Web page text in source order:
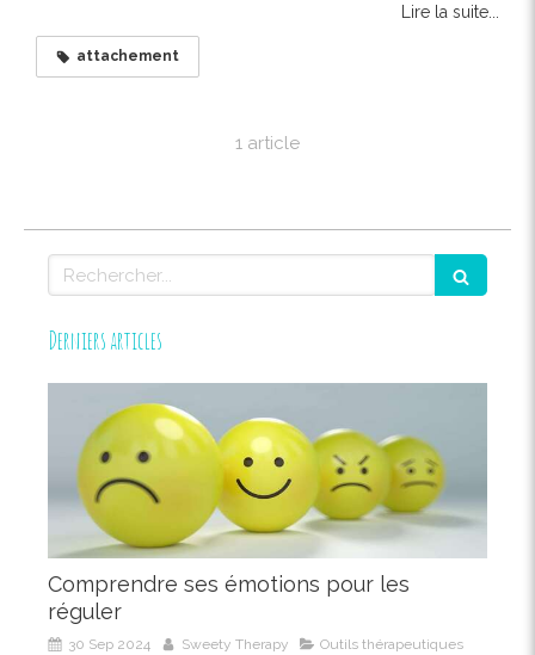
Lire la suite...
attachement
1 article
Rechercher
Derniers articles
Comprendre ses émotions pour les
réguler
30 Sep 2024 Sweety Therapy Outils thérapeutiques